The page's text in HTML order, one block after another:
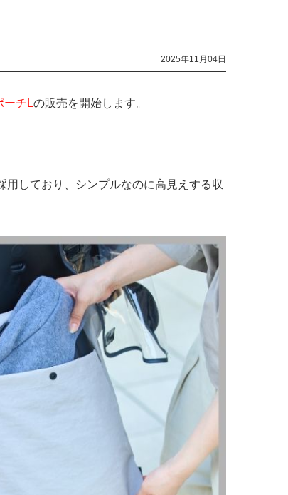
2025年11月04日
ーチLの販売を開始します。
しており、​シンプルなのに​高見えする収